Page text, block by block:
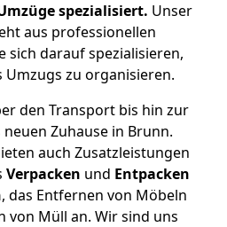
spezialisiert. Unser
aus professionellen
sich darauf spezialisieren,
Umzugs zu organisieren.
den Transport bis hin zur
Zuhause in Brunn.
auch Zusatzleistungen
Verpacken und Entpacken
, das Entfernen von Möbeln
von Müll an. Wir sind uns